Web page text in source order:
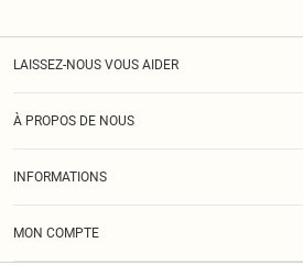
LAISSEZ-NOUS VOUS AIDER
À PROPOS DE NOUS
INFORMATIONS
MON COMPTE